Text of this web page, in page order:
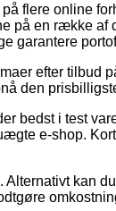
flere online
på en række af
garantere
efter tilbud
den
bedst i test
e-shop.
kan